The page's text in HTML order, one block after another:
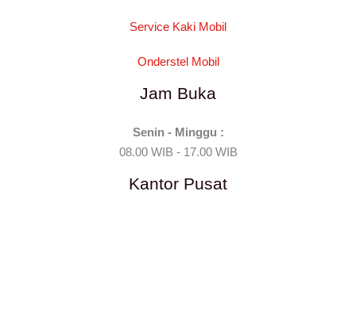
Service Kaki Mobil
Onderstel Mobil
Jam Buka
Senin - Minggu :
08.00 WIB - 17.00 WIB
Kantor Pusat